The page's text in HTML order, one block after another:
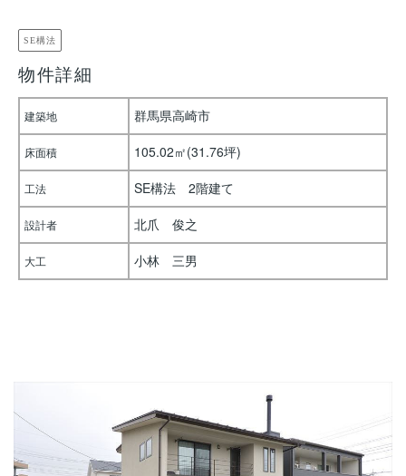
SE構法
物件詳細
建築地 群馬県高崎市
床面積 105.02㎡(31.76坪)
工法 SE構法 2階建て
設計者 北爪 俊之
大工 小林 三男